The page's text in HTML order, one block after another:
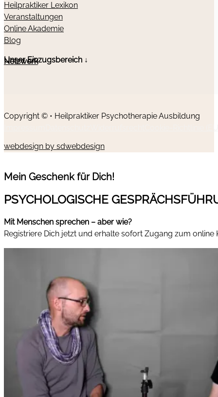
Heilpraktiker Lexikon
Veranstaltungen
Online Akademie
Blog
Netzwerk
Unser Einzugsbereich ↓
Copyright © • Heilpraktiker Psychotherapie Ausbildung
webdesign by sdwebdesign
Mein Geschenk für Dich!
PSYCHOLOGISCHE
Mit Menschen sprechen – aber wie?
Registriere Dich jetzt und erhalte sofort Zugang zum online